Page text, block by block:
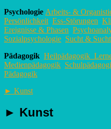
Psychologie Arbeits- &
Persönlichkeit Ess-Störungen
Ereignisse & Phasen
Sozialpsychologie Sucht &
Pädagogik Heilpädagogik
Medienpädagogik
Pädagogik
► Kunst
► Kunst